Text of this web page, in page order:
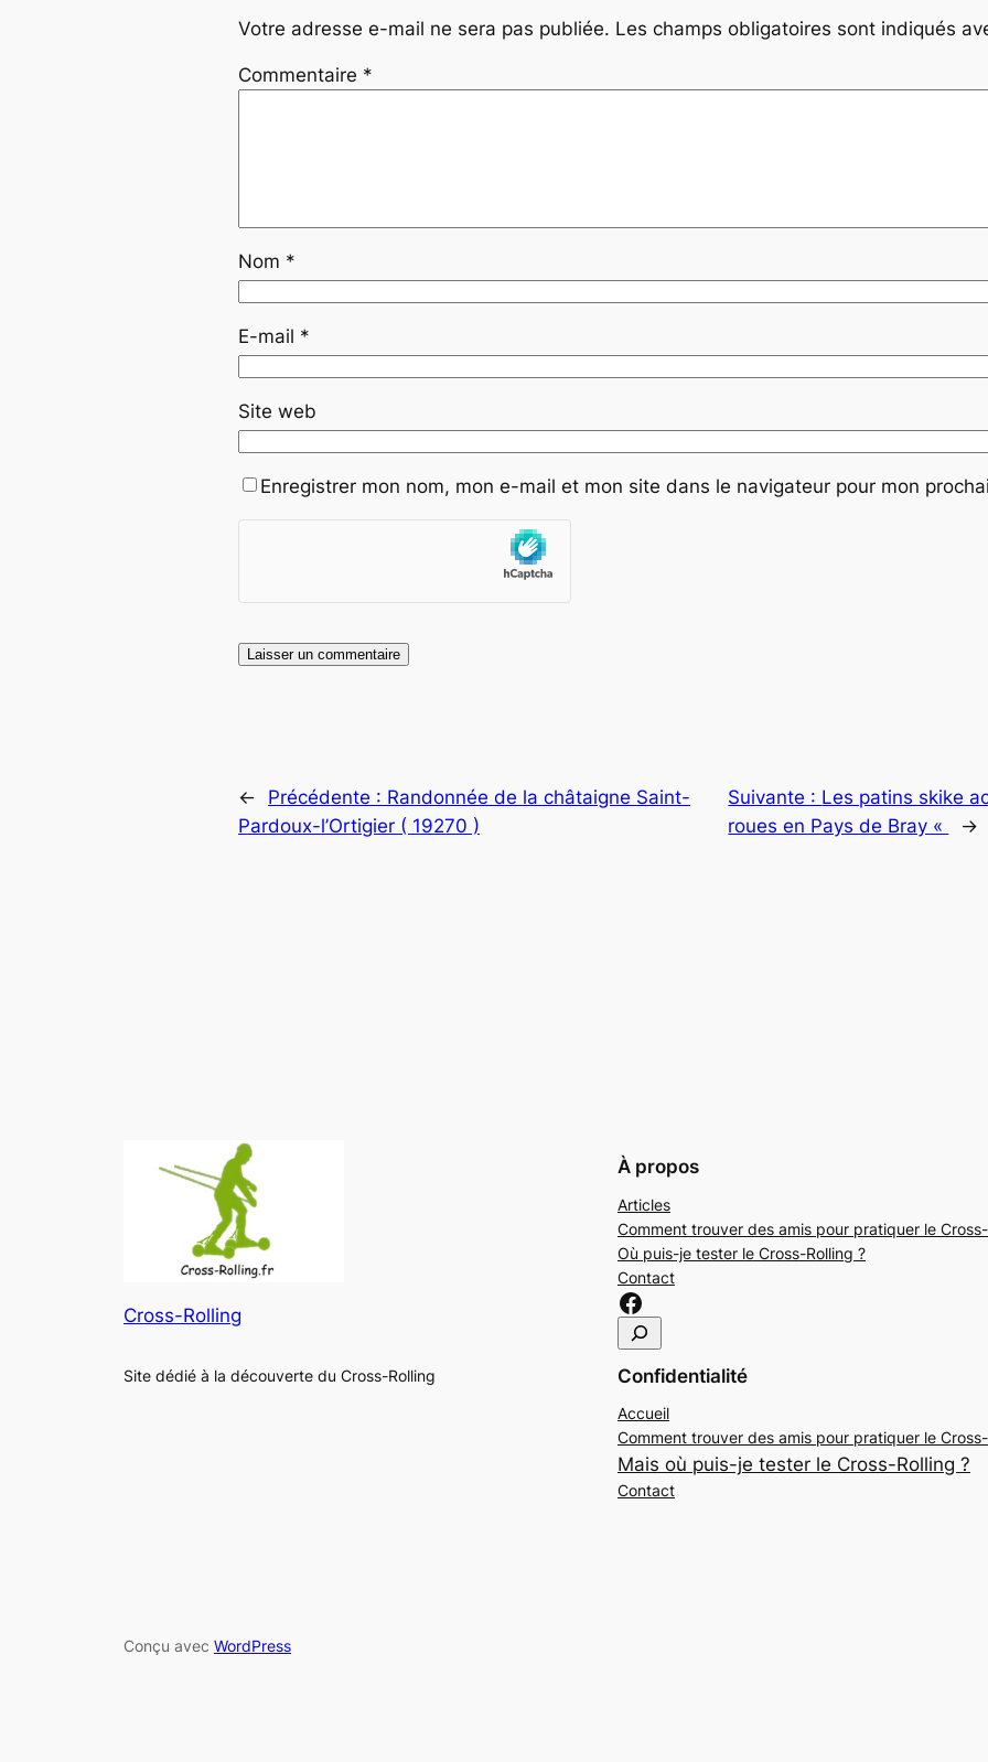
Votre adresse e-mail ne sera pas publiée. Les champs obligatoires sont indiqués
Commentaire *
Nom *
E-mail *
Site web
Enregistrer mon nom, mon e-mail et mon site dans le navigateur pour mon
← Précédente : Randonnée de la châtaigne Saint-
Pardoux-l’Ortigier ( 19270 )
Suivante : Les patins skike
roues en Pays de Bray «
→
Cross-Rolling
Site dédié à la découverte du Cross-Rolling
À propos
Articles
Comment trouver des amis pour pratiquer le
Où puis-je tester le Cross-Rolling ?
Contact
Lien sur Facebook Cross-Rolling
e
c
e
r
c
h
Confidentialité
Accueil
Comment trouver des amis pour pratiquer le
Mais où puis-je tester le Cross-Rolling ?
Contact
Conçu avec WordPress